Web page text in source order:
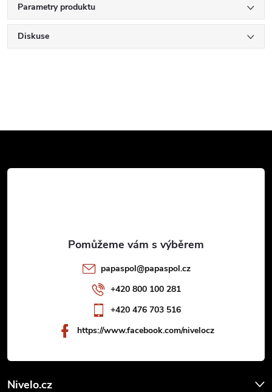
Parametry produktu
Diskuse
á
Nivelo.cz
papaspol@papaspol.cz
+420 800 100 281
+420 476 703 516
https://www.facebook.com/nivelocz